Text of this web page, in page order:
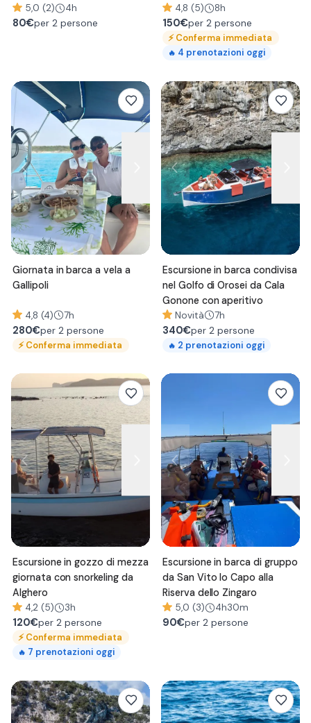
5,0 (2) 4h
80€per 2 persone
4,8 (5) 8h
150€per 2 persone
⚡Conferma immediata
🔥 4 prenotazioni oggi
Giornata in barca a vela a
Gallipoli
4,8 (4) 7h
280€per 2 persone
⚡Conferma immediata
Escursione in barca condivisa
nel Golfo di Orosei da Cala
Gonone con aperitivo
Novità 7h
340€per 2 persone
🔥 2 prenotazioni oggi
Escursione in gozzo di mezza
giornata con snorkeling da
Alghero
4,2 (5) 3h
120€per 2 persone
⚡Conferma immediata
🔥 7 prenotazioni oggi
Escursione in barca di gruppo
da San Vito lo Capo alla
Riserva dello Zingaro
5,0 (3) 4h30m
90€per 2 persone